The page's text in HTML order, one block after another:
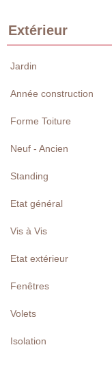
Extérieur
Jardin
Année construction
Forme Toiture
Neuf - Ancien
Standing
Etat général
Vis à Vis
Etat extérieur
Fenêtres
Volets
Isolation